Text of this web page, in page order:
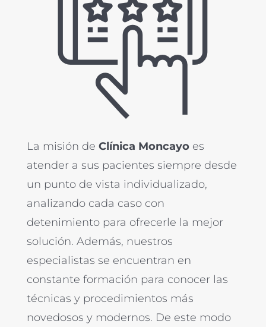
La misión de Clínica Moncayoes
atender a sus pacientes siempre desde
un punto de vista individualizado,
analizando cada caso con
detenimiento para ofrecerle la mejor
solución. Además, nuestros
especialistas se encuentran en
constante formación para conocer las
técnicas y procedimientos más
novedosos y modernos. De este modo